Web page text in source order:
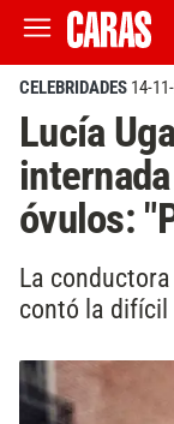
CELEBRIDADES 14-
Lucía
óvulos:
La
contó la difícil